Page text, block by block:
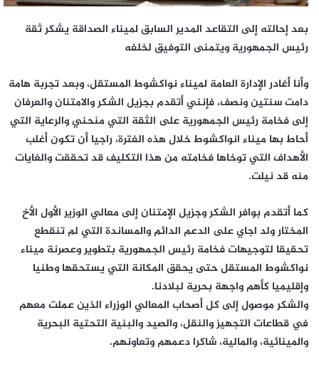
بعد إحالته إلى التقاعد المدير السابق لميناء الصداقة يشكر ثقة
رئيس الجمهورية ويتمنى التوفيق لخلفه
وأنا أغادر الإدارة العامة لميناء نواكشوط المستقل، وبعد تجربة هامة
دامت سنتين ونصف، فإنني أتقدم بجزيل الشكر والامتنان والعرفان
إلى فخامة رئيس الجمهورية على الثقة التي منحني والرعاية التي
أحاط بها ميناء انواكشوط خلال هذه الفترة، راجيا أن تكون أغلب
الأهداف التي توخاها فخامته من هذا التكليف قد تحققت والغايات
منه قد نيلت.
كما أتقدم بوافر الشكر وجزيل الإمتنان إلى معالي الوزير الأول الأخ
المختار ولد اجاي على الدعم الدائم والمساندة التي لم تنقطع
تحقيقا لتوجيهات فخامة رئيس الجمهورية بتطوير وعصرنة ميناء
نواكشوط المستقل حتى يحقق المكانة التي يستحقها وطنيا
وإقليميا كأهم واجهة بحرية لبلادنا.
والشكر موصول إلى كل أصحاب المعالي الوزراء الذين عملت معهم
في قطاعات التجهيز والنقل، والصيد والبنية التحتية البحرية
والمينائية، والمالية، شاكرا دعمهم وتعاونهم.